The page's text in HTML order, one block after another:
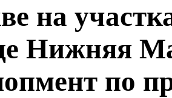
на
Нижняя
по